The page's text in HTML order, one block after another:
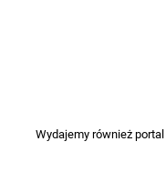
Wydajemy również portal